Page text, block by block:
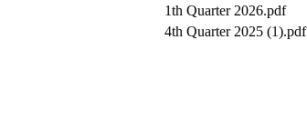
1th Quarter 2026.pdf
4th Quarter 2025 (1).pdf